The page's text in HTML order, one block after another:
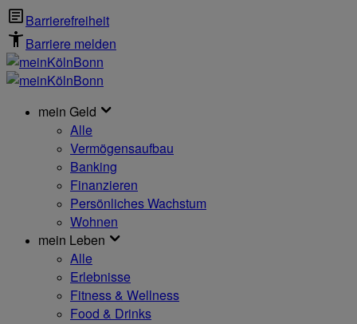
Barrierefreiheit
Barriere melden
mein Geld
Alle
Vermögensaufbau
Banking
Finanzieren
Persönliches Wachstum
Wohnen
mein Leben
Alle
Erlebnisse
Fitness & Wellness
Food & Drinks